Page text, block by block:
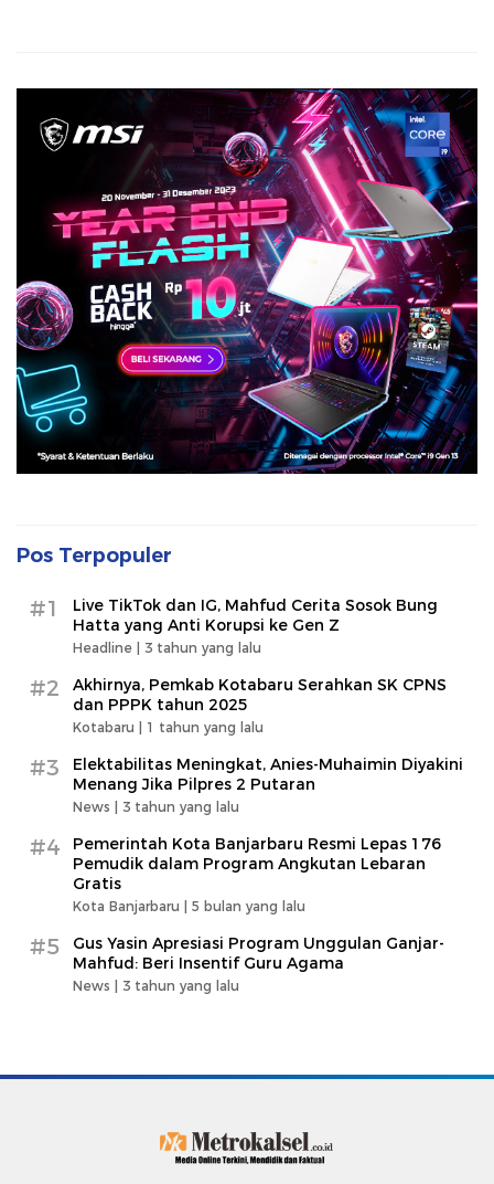
Pos Terpopuler
#1
Live TikTok dan IG, Mahfud Cerita Sosok Bung
Hatta yang Anti Korupsi ke Gen Z
Headline | 3 tahun yang lalu
#2
Akhirnya, Pemkab Kotabaru Serahkan SK CPNS
dan PPPK tahun 2025
Kotabaru | 1 tahun yang lalu
#3
Elektabilitas Meningkat, Anies-Muhaimin Diyakini
Menang Jika Pilpres 2 Putaran
News | 3 tahun yang lalu
#4
Pemerintah Kota Banjarbaru Resmi Lepas 176
Pemudik dalam Program Angkutan Lebaran
Gratis
Kota Banjarbaru | 5 bulan yang lalu
#5
Gus Yasin Apresiasi Program Unggulan Ganjar-
Mahfud: Beri Insentif Guru Agama
News | 3 tahun yang lalu